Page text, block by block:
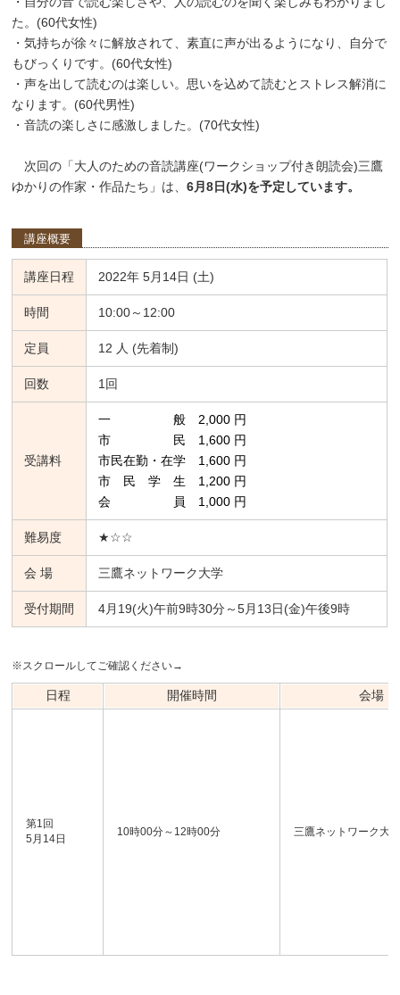
た。(60代女性)
・気持ちが徐々に解放されて、素直に声が出るようになり、自分で
もびっくりです。(60代女性)
・声を出して読むのは楽しい。思いを込めて読むとストレス解消に
なります。(60代男性)
・音読の楽しさに感激しました。(70代女性)
次回の「大人のための音読講座(ワークショップ付き朗読会)三鷹
ゆかりの作家・作品たち」は、6月8日(水)を予定しています。
講座概要
講座日程 2022年 5月14日 (土)
時間 10:00～12:00
定員 12 人 (先着制)
回数 1回
受講料
一 般 2,000 円
市 民 1,600 円
市民在勤・在学 1,600 円
市 民 学 生 1,200 円
会 員 1,000 円
難易度 ★☆☆
会 場 三鷹ネットワーク大学
受付期間 4月19(火)午前9時30分～5月13日(金)午後9時
※スクロールしてご確認ください→
日程 開催時間 会場
第1回
5月14日
10時00分～12時00分 三鷹ネットワーク大